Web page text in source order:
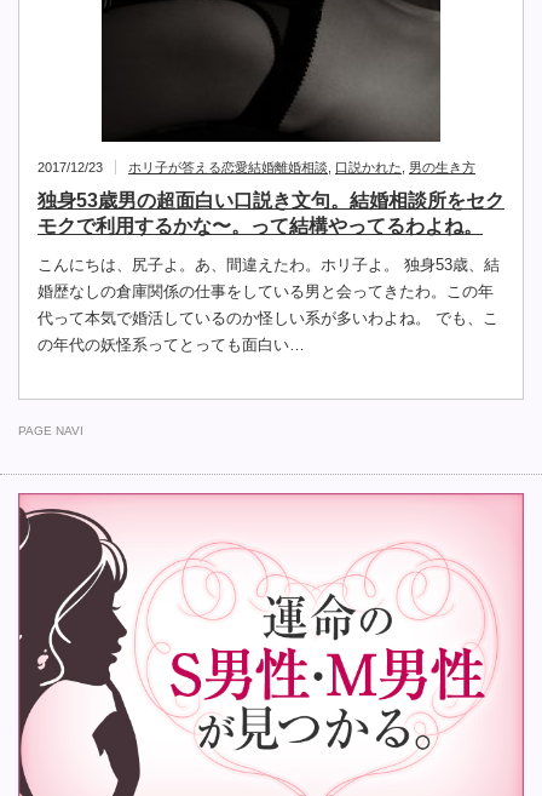
2017/12/23 ホリ子が答える恋愛結婚離婚相談 口説かれた 男の生き方
独身53歳男の超面白い口説き文句。結婚相談所をセク
モクで利用するかな〜。って結構やってるわよね。
こんにちは、尻子よ。あ、間違えたわ。ホリ子よ。 独身53歳、結
婚歴なしの倉庫関係の仕事をしている男と会ってきたわ。この年
代って本気で婚活しているのか怪しい系が多いわよね。 でも、こ
の年代の妖怪系ってとっても面白い…
PAGE NAVI